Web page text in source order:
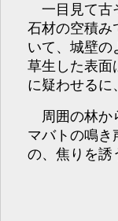
一目見て古
石材の空積み
いて、城壁の
草生した表面
に疑わせるに
周囲の林か
マバトの鳴き
の、焦りを誘